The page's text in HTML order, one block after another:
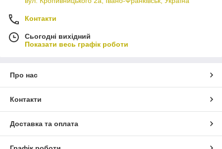
Контакти
Сьогодні вихідний
Показати весь графік роботи
Про нас
Контакти
Доставка та оплата